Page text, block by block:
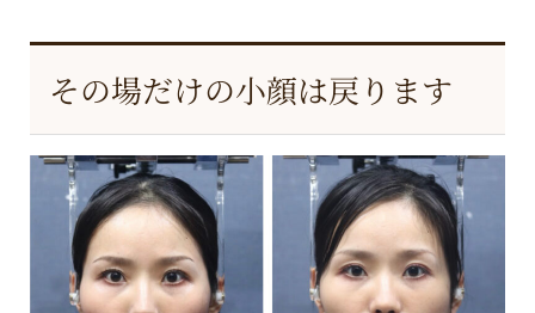
その場だけの小顔は戻ります